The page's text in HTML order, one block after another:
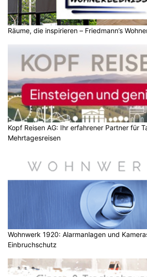
Räume, die inspirieren – Friedmann’s
Kopf Reisen AG: Ihr erfahrener Partner für
Mehrtagesreisen
Wohnwerk 1920: Alarmanlagen und
Einbruchschutz